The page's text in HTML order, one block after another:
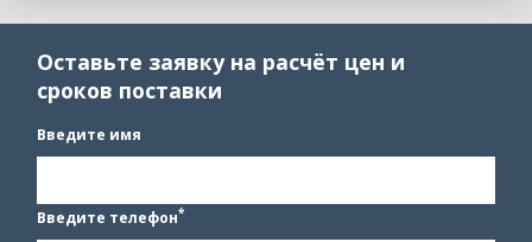
Оставьте заявку на расчёт цен и
сроков поставки
Введите имя
Введите телефон*